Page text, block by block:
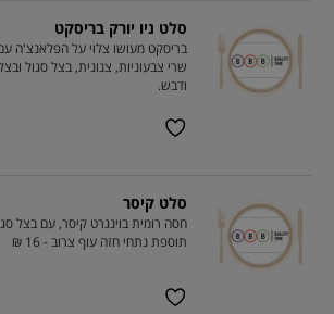
סלט ניו יורק בריסקט
בריסקט מעושו צלוי על הפלאנצ'ה
שרי צבעוניות, צנונית, בצל סגול
ודבש.
סלט קיסר
חסה רומית בוינגרט קיסר, עם בצל
תוספת נתחי חזה עוף צרוב - 16 ₪